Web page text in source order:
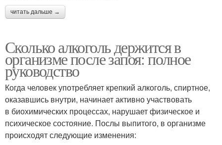
читать дальше →
Сколько алкоголь держится в
организме после запоя: полное
руководство
Когда человек употребляет крепкий алкоголь, спиртное,
оказавшись внутри, начинает активно участвовать
в биохимических процессах, нарушает физическое и
психическое состояние. Послы выпитого, в организме
происходят следующие изменения: